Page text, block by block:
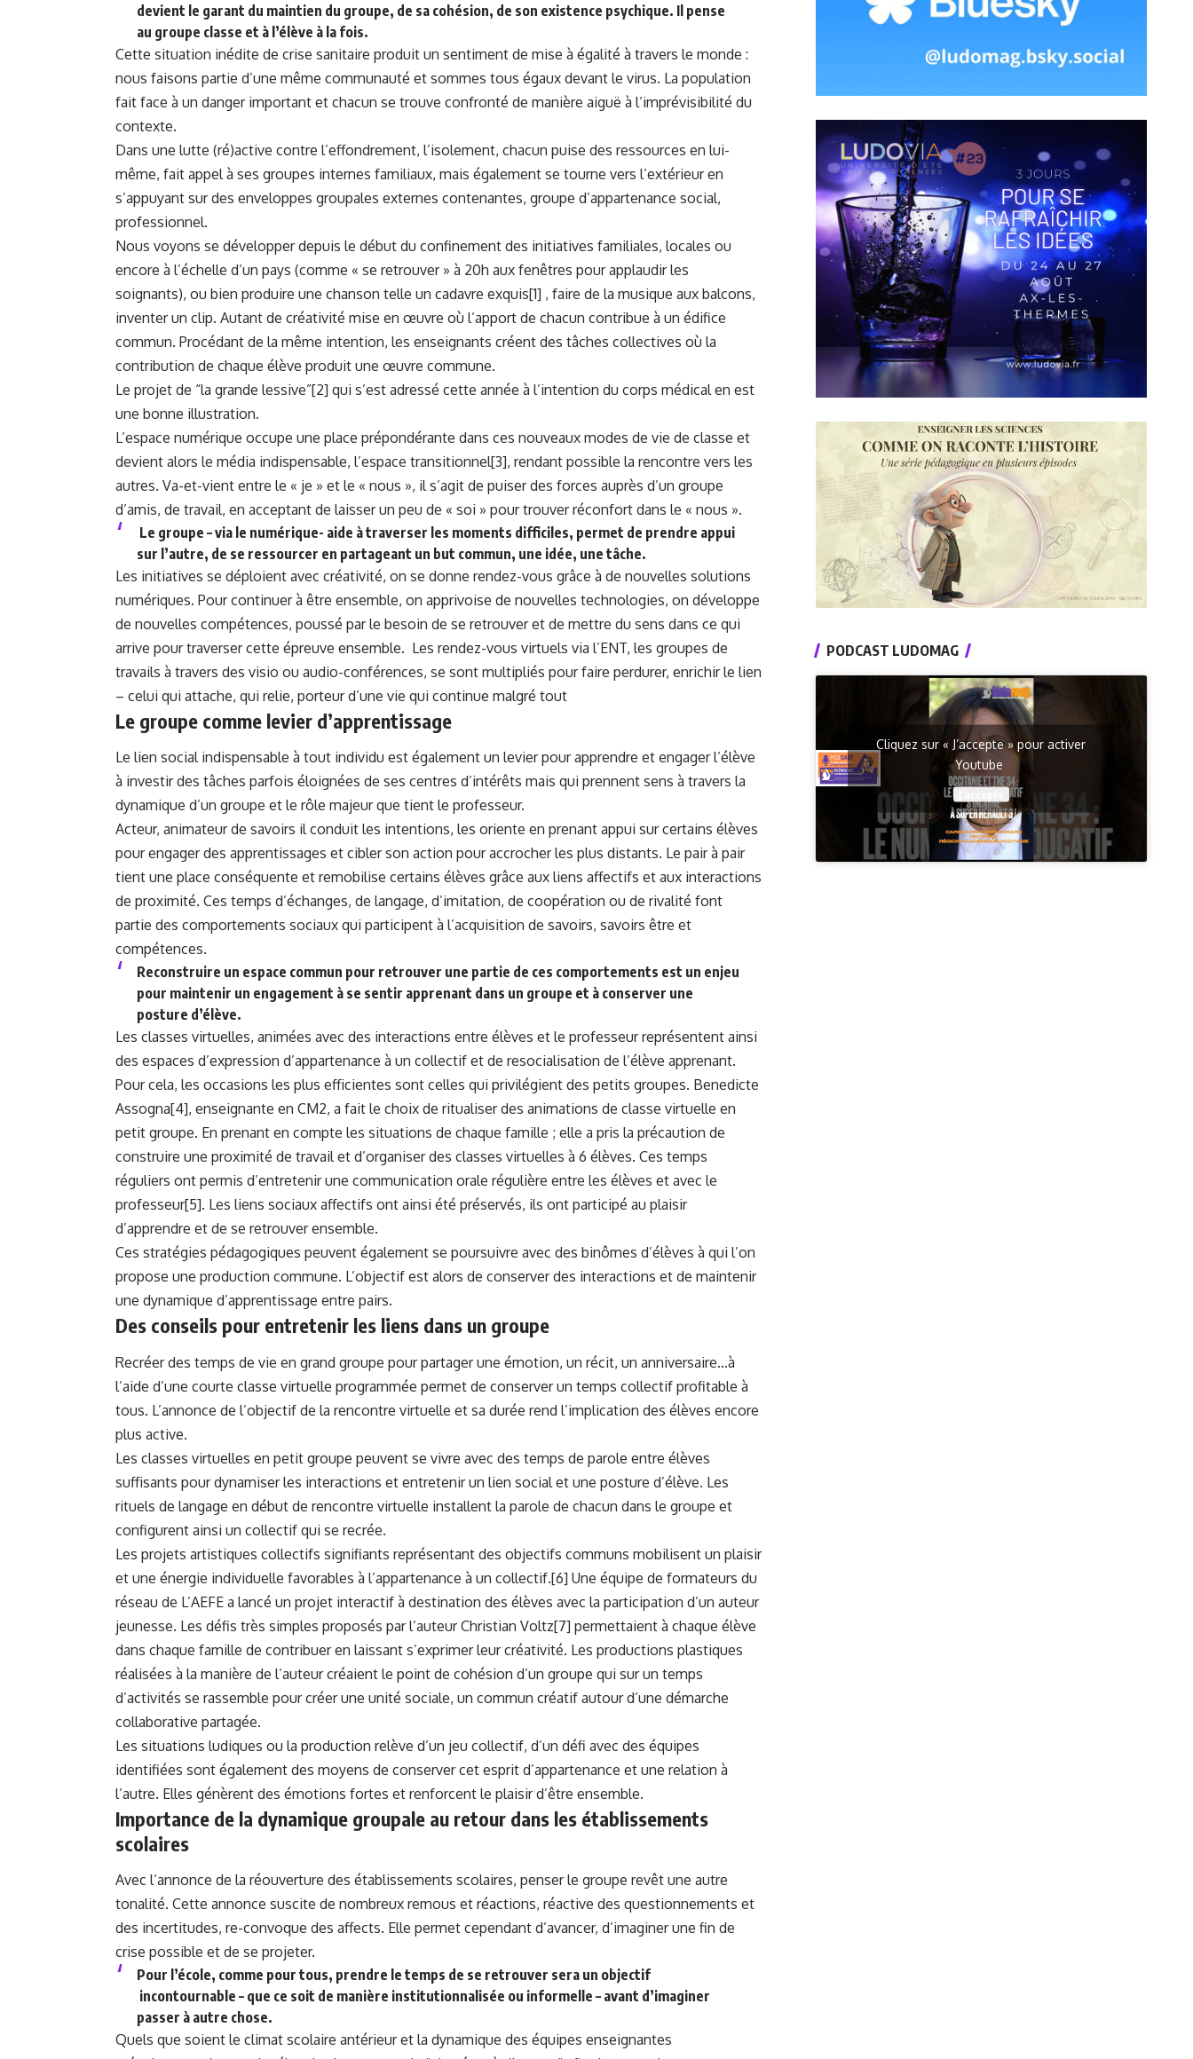
devient le garant du maintien du groupe, de sa cohésion, de son existence psychique. Il pense
au groupe classe et à l’élève à la fois.
Cette situation inédite de crise sanitaire produit un sentiment de mise à égalité à travers le monde :
nous faisons partie d’une même communauté et sommes tous égaux devant le virus. La population
fait face à un danger important et chacun se trouve confronté de manière aiguë à l’imprévisibilité du
contexte.
Dans une lutte (ré)active contre l’effondrement, l’isolement, chacun puise des ressources en lui-
même, fait appel à ses groupes internes familiaux, mais également se tourne vers l’extérieur en
s’appuyant sur des enveloppes groupales externes contenantes, groupe d’appartenance social,
professionnel.
Nous voyons se développer depuis le début du confinement des initiatives familiales, locales ou
encore à l’échelle d’un pays (comme « se retrouver » à 20h aux fenêtres pour applaudir les
soignants), ou bien produire une chanson telle un cadavre exquis[1] , faire de la musique aux balcons,
inventer un clip. Autant de créativité mise en œuvre où l’apport de chacun contribue à un édifice
commun. Procédant de la même intention, les enseignants créent des tâches collectives où la
contribution de chaque élève produit une œuvre commune.
Le projet de “la grande lessive”[2] qui s’est adressé cette année à l’intention du corps médical en est
une bonne illustration.
L’espace numérique occupe une place prépondérante dans ces nouveaux modes de vie de classe et
devient alors le média indispensable, l’espace transitionnel[3], rendant possible la rencontre vers les
autres. Va-et-vient entre le « je » et le « nous », il s’agit de puiser des forces auprès d’un groupe
d’amis, de travail, en acceptant de laisser un peu de « soi » pour trouver réconfort dans le « nous ».
Le groupe – via le numérique- aide à traverser les moments difficiles, permet de prendre appui
sur l’autre, de se ressourcer en partageant un but commun, une idée, une tâche.
Les initiatives se déploient avec créativité, on se donne rendez-vous grâce à de nouvelles solutions
numériques. Pour continuer à être ensemble, on apprivoise de nouvelles technologies, on développe
de nouvelles compétences, poussé par le besoin de se retrouver et de mettre du sens dans ce qui
arrive pour traverser cette épreuve ensemble. Les rendez-vous virtuels via l’ENT, les groupes de
travails à travers des visio ou audio-conférences, se sont multipliés pour faire perdurer, enrichir le lien
– celui qui attache, qui relie, porteur d’une vie qui continue malgré tout
Le groupe comme levier d’apprentissage
Le lien social indispensable à tout individu est également un levier pour apprendre et engager l’élève
à investir des tâches parfois éloignées de ses centres d’intérêts mais qui prennent sens à travers la
dynamique d’un groupe et le rôle majeur que tient le professeur.
Acteur, animateur de savoirs il conduit les intentions, les oriente en prenant appui sur certains élèves
pour engager des apprentissages et cibler son action pour accrocher les plus distants. Le pair à pair
tient une place conséquente et remobilise certains élèves grâce aux liens affectifs et aux interactions
de proximité. Ces temps d’échanges, de langage, d’imitation, de coopération ou de rivalité font
partie des comportements sociaux qui participent à l’acquisition de savoirs, savoirs être et
compétences.
Reconstruire un espace commun pour retrouver une partie de ces comportements est un enjeu
pour maintenir un engagement à se sentir apprenant dans un groupe et à conserver une
posture d’élève.
Les classes virtuelles, animées avec des interactions entre élèves et le professeur représentent ainsi
des espaces d’expression d’appartenance à un collectif et de resocialisation de l’élève apprenant.
Pour cela, les occasions les plus efficientes sont celles qui privilégient des petits groupes. Benedicte
Assogna[4], enseignante en CM2, a fait le choix de ritualiser des animations de classe virtuelle en
petit groupe. En prenant en compte les situations de chaque famille ; elle a pris la précaution de
construire une proximité de travail et d’organiser des classes virtuelles à 6 élèves. Ces temps
réguliers ont permis d’entretenir une communication orale régulière entre les élèves et avec le
professeur[5]. Les liens sociaux affectifs ont ainsi été préservés, ils ont participé au plaisir
d’apprendre et de se retrouver ensemble.
Ces stratégies pédagogiques peuvent également se poursuivre avec des binômes d’élèves à qui l’on
propose une production commune. L’objectif est alors de conserver des interactions et de maintenir
une dynamique d’apprentissage entre pairs.
Des conseils pour entretenir les liens dans un groupe
Recréer des temps de vie en grand groupe pour partager une émotion, un récit, un anniversaire…à
l’aide d’une courte classe virtuelle programmée permet de conserver un temps collectif profitable à
tous. L’annonce de l’objectif de la rencontre virtuelle et sa durée rend l’implication des élèves encore
plus active.
Les classes virtuelles en petit groupe peuvent se vivre avec des temps de parole entre élèves
suffisants pour dynamiser les interactions et entretenir un lien social et une posture d’élève. Les
rituels de langage en début de rencontre virtuelle installent la parole de chacun dans le groupe et
configurent ainsi un collectif qui se recrée.
Les projets artistiques collectifs signifiants représentant des objectifs communs mobilisent un plaisir
et une énergie individuelle favorables à l’appartenance à un collectif.[6] Une équipe de formateurs du
réseau de L’AEFE a lancé un projet interactif à destination des élèves avec la participation d’un auteur
jeunesse. Les défis très simples proposés par l’auteur Christian Voltz[7] permettaient à chaque élève
dans chaque famille de contribuer en laissant s’exprimer leur créativité. Les productions plastiques
réalisées à la manière de l’auteur créaient le point de cohésion d’un groupe qui sur un temps
d’activités se rassemble pour créer une unité sociale, un commun créatif autour d’une démarche
collaborative partagée.
Les situations ludiques ou la production relève d’un jeu collectif, d’un défi avec des équipes
identifiées sont également des moyens de conserver cet esprit d’appartenance et une relation à
l’autre. Elles génèrent des émotions fortes et renforcent le plaisir d’être ensemble.
Importance de la dynamique groupale au retour dans les établissements
scolaires
Avec l’annonce de la réouverture des établissements scolaires, penser le groupe revêt une autre
tonalité. Cette annonce suscite de nombreux remous et réactions, réactive des questionnements et
des incertitudes, re-convoque des affects. Elle permet cependant d’avancer, d’imaginer une fin de
crise possible et de se projeter.
Pour l’école, comme pour tous, prendre le temps de se retrouver sera un objectif
incontournable – que ce soit de manière institutionnalisée ou informelle – avant d’imaginer
passer à autre chose.
Quels que soient le climat scolaire antérieur et la dynamique des équipes enseignantes
PODCAST LUDOMAG
Cliquez sur « J’accepte » pour activer
Youtube